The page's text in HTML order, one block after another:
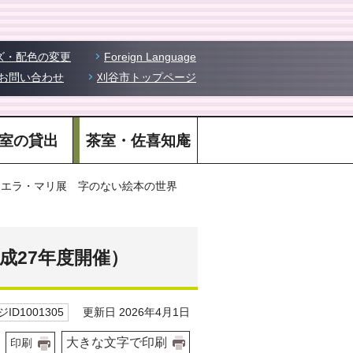
・配色の変更
Foreign Language
問い合わせ
刈谷市トップページ
の貸出 茶室・佐喜知庵
ラ・マリ展 字のない絵本の世界
年度開催）
ID1001305 更新日 2026年4月1日
印刷 大きな文字で印刷